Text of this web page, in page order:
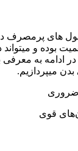
های پرمصرف
بوده و
در ادامه به
میپردازیم.